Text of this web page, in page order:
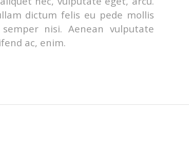
dictum felis eu pede mollis
nisi. Aenean vulputate
ac, enim.